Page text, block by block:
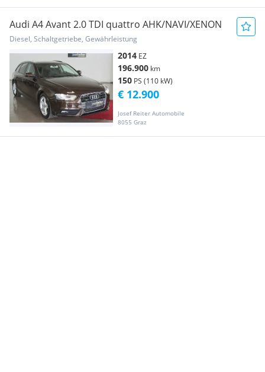
Audi A4 Avant 2.0 TDI quattro AHK/NAVI/XENON
Diesel, Schaltgetriebe, Gewährleistung
2014 EZ
196.900 km
150 PS (110 kW)
Josef Reiter Automobile
8055 Graz
€ 12.900